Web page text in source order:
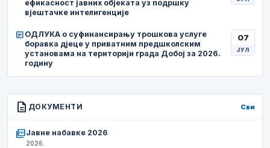
ефикасност јавних објеката уз подршку
вјештачке интелигенције
article ОДЛУКА о суфинансирању трошкова услуге
боравка дјеце у приватним предшколским
установама на територији града Добој за 2026.
годину
07
ЈУЛ
description ДОКУМЕНТИ Сви
picture_as_pdfЈавне набавке 2026
2026.